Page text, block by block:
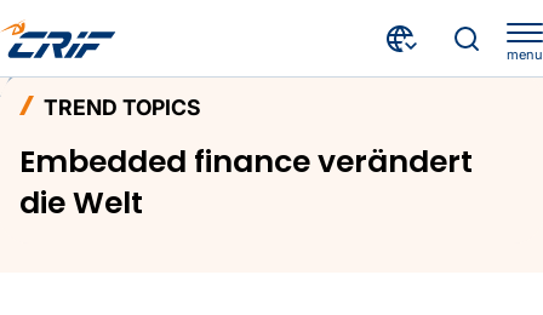
menu
TREND TOPICS
Embedded finance verändert
die Welt